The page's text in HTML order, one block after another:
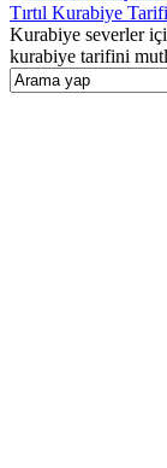
Tırtıl Kurabiye Tarifi
Kurabiye severler
kurabiye tarifini